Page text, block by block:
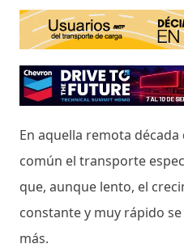
En aquella remota
común el transporte
que, aunque lento, el
constante y muy rápido
más.